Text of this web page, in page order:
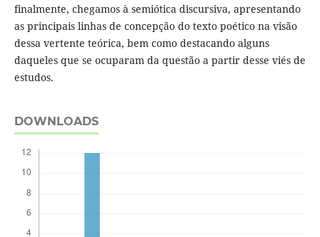
finalmente, chegamos à semiótica discursiva, apresentando
as principais linhas de concepção do texto poético na visão
dessa vertente teórica, bem como destacando alguns
daqueles que se ocuparam da questão a partir desse viés de
estudos.
DOWNLOADS